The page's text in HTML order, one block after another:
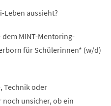
Leben aussieht?
MINT-Mentoring-
für Schülerinnen* (w/d)
Technik oder
unsicher, ob ein